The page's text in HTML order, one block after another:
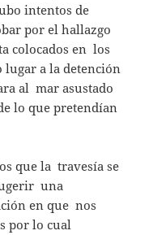
intentos de
por el hallazgo
colocados en los
lugar a la detención
al mar asustado
lo que pretendían
que la travesía se
una
en que nos
por lo cual